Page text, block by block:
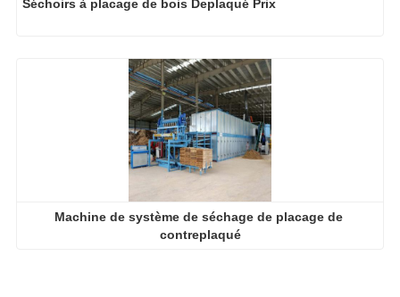
Séchoirs à placage de bois Deplaqué Prix
Machine de système de séchage de placage de
contreplaqué